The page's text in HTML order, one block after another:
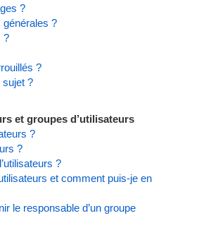
?
?
?
?
sujet ?
et groupes d’utilisateurs
?
?
?
et comment puis-je en
le responsable d’un groupe